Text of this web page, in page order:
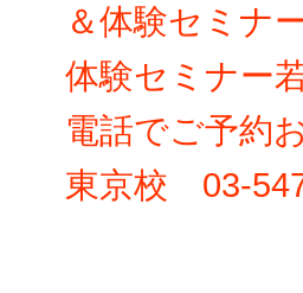
＆体験セミナ
体験セミナー
電話でご予約
東京校 03-